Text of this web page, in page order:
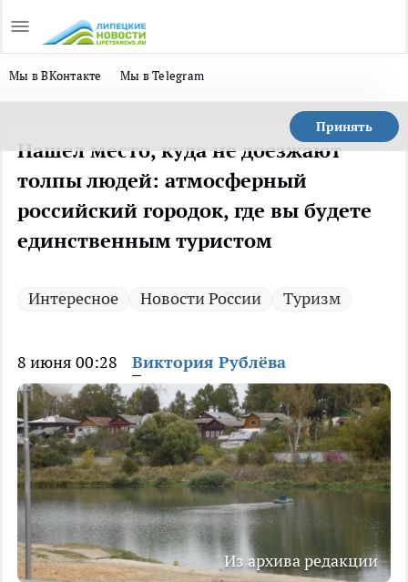
Мы в ВКонтакте Мы в Telegram
Принять
Нашел место, куда не доезжают
толпы людей: атмосферный
российский городок, где вы будете
единственным туристом
Интересное Новости России Туризм
8 июня 00:28 Виктория Рублёва
Из архива редакции